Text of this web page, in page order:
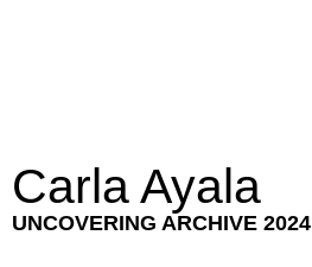
Carla Ayala
UNCOVERING ARCHIVE 2024